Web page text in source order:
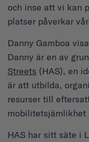
och inse att vi kan
platser påverkar
Danny Gamboa
Danny är en av
Streets (HAS), en
är att utbilda,
resurser till
mobilitetsjämlikhet
HAS har sitt säte i